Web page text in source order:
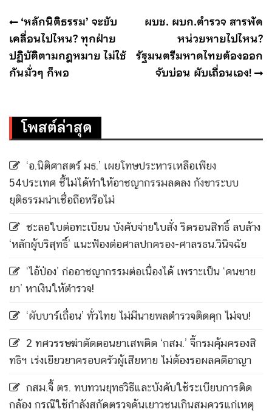
แนะแนว
เรื่อง
‘หลักนิติธรรม’ จะขับ
เคลื่อนไปไหน? ทุกฝ่าย
ปฏิบัติตามกฎหมาย ไม่ใช้
กันมั่วๆ ก็พอ
ผบช. ผบก.ตำรวจ สารพัด
หน่วยหายไปไหน?
รัฐมนตรีมหาดไทยต้องออก
จับบ่อน ผับเถื่อนเอง!
โพสต์ล่าสุด
‘อ.นิติศาสตร์ มธ.’ เผยโทษประหารเหลือเพียง
54ประเทศ ชี้ไม่ได้ทำให้อาชญากรรมลดลง กังขาระบบ
ยุติธรรมน่าเชื่อถือหรือไม่
ชะลอใบต่อทะเบียน บังคับจ่ายใบสั่ง ริดรอนสิทธิ์ ลบล้าง
‘หลักผู้บริสุทธิ์’ แนะฟ้องต่อศาลปกครอง-ศาลรธน.วินิจฉัย
‘ไอ้ป๋อง’ ก่ออาชญากรรมต่อเนื่องได้ เพราะเป็น ‘คนขาย
ยา’ หาเงินให้ตำรวจ!
‘ผับบาร์เถื่อน’ ทั่วไทย ไม่มีนายพลตำรวจติดคุก ไม่จบ!
2 ทศวรรษฆ่าตัดตอนยาเสพติด ‘กสม.’ จี้กรมคุ้มครองสิ
ทธิฯ เร่งเยียวยาครอบครัวผู้เสียหาย ไม่ต้องรอผลคดีอาญา
กสม.จี้ ตร. ทบทวนยุทธวิธีและบังคับใช้ระเบียบการติด
กล้อง กรณีใช้กำลังสกัดตรวจค้นเยาวชนเกินสมควรแก่เหตุ